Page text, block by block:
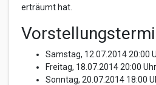
erträumt hat.
Samstag, 12.07.2014 20:00
Freitag, 18.07.2014 20:00 Uhr
Sonntag, 20.07.2014 18:00